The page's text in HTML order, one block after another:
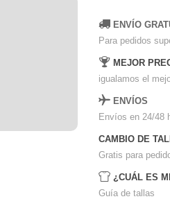
ENVÍO
Para pedidos
MEJOR
igualamos el
ENVÍOS
Envíos en 24/48
CAMBIO DE
Gratis para
¿CUÁL ES
Guía de tallas